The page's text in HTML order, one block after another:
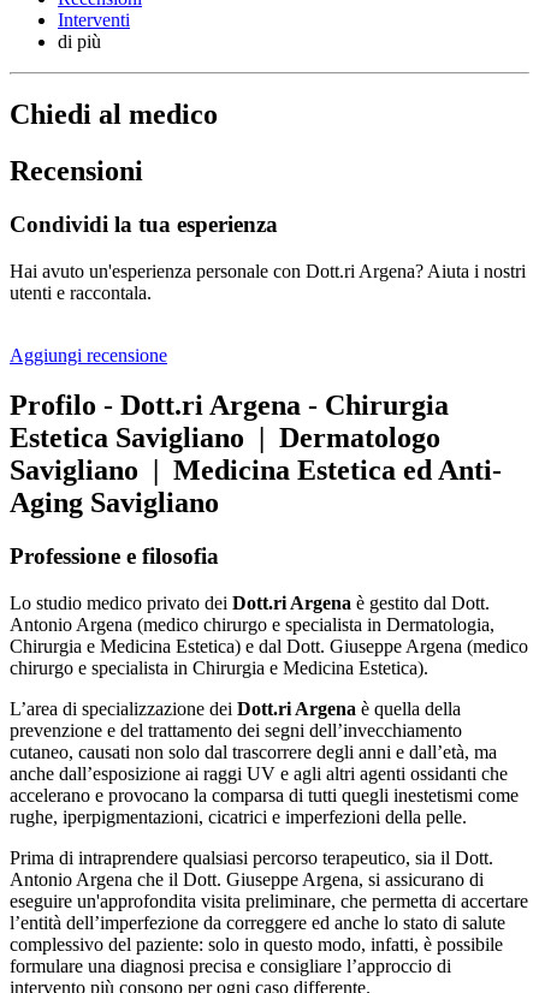
Interventi
di più
Chiedi al medico
Recensioni
Condividi la tua esperienza
Hai avuto un'esperienza personale con Dott.ri Argena? Aiuta i nostri
utenti e raccontala.
Aggiungi recensione
Profilo - Dott.ri Argena - Chirurgia
Estetica Savigliano | Dermatologo
Savigliano | Medicina Estetica ed Anti-
Aging Savigliano
Professione e filosofia
Lo studio medico privato dei Dott.ri Argena è gestito dal Dott.
Antonio Argena (medico chirurgo e specialista in Dermatologia,
Chirurgia e Medicina Estetica) e dal Dott. Giuseppe Argena (medico
chirurgo e specialista in Chirurgia e Medicina Estetica).
L’area di specializzazione dei Dott.ri Argena è quella della
prevenzione e del trattamento dei segni dell’invecchiamento
cutaneo, causati non solo dal trascorrere degli anni e dall’età, ma
anche dall’esposizione ai raggi UV e agli altri agenti ossidanti che
accelerano e provocano la comparsa di tutti quegli inestetismi come
rughe, iperpigmentazioni, cicatrici e imperfezioni della pelle.
Prima di intraprendere qualsiasi percorso terapeutico, sia il Dott.
Antonio Argena che il Dott. Giuseppe Argena, si assicurano di
eseguire un'approfondita visita preliminare, che permetta di accertare
l’entità dell’imperfezione da correggere ed anche lo stato di salute
complessivo del paziente: solo in questo modo, infatti, è possibile
formulare una diagnosi precisa e consigliare l’approccio di
intervento più consono per ogni caso differente.